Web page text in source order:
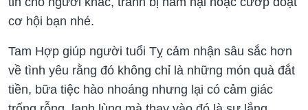
cơ hội bạn nhé.
Tam Hợp giúp người tuổi Tỵ cảm nhận sâu sắc hơn
về tình yêu rằng đó không chỉ là những món quà đắt
tiền, bữa tiệc hào nhoáng nhưng lại có cảm giác